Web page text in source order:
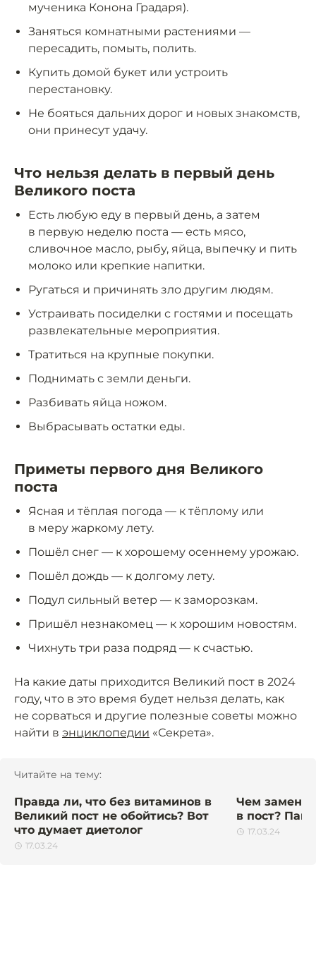
мученика Конона Градаря).
Заняться комнатными растениями —
пересадить, помыть, полить.
Купить домой букет или устроить
перестановку.
Не бояться дальних дорог и новых знакомств,
они принесут удачу.
Что нельзя делать в первый день
Великого поста
Есть любую еду в первый день, а затем
в первую неделю поста — есть мясо,
сливочное масло, рыбу, яйца, выпечку и пить
молоко или крепкие напитки.
Ругаться и причинять зло другим людям.
Устраивать посиделки с гостями и посещать
развлекательные мероприятия.
Тратиться на крупные покупки.
Поднимать с земли деньги.
Разбивать яйца ножом.
Выбрасывать остатки еды.
Приметы первого дня Великого
поста
Ясная и тёплая погода — к тёплому или
в меру жаркому лету.
Пошёл снег — к хорошему осеннему урожаю.
Пошёл дождь — к долгому лету.
Подул сильный ветер — к заморозкам.
Пришёл незнакомец — к хорошим новостям.
Чихнуть три раза подряд — к счастью.
На какие даты приходится Великий пост в 2024
году, что в это время будет нельзя делать, как
не сорваться и другие полезные советы можно
найти в энциклопедии «Секрета».
Читайте на тему:
Правда ли, что без витаминов в
Великий пост не обойтись? Вот
что думает диетолог
17.03.24
Чем
в пост?
17.03.24